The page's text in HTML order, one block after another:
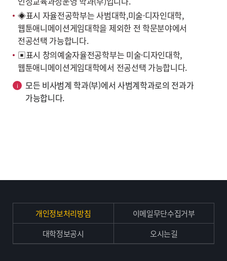
◈표시 자율전공학부는 사범대학,미술·디자인대학,
웹툰애니메이션게임대학을 제외한 전 학문분야에서
전공선택 가능합니다.
▣표시 창의예술자율전공학부는 미술·디자인대학,
웹툰애니메이션게임대학에서 전공선택 가능합니다.
모든 비사범계 학과(부)에서 사범계학과로의 전과가
가능합니다.
개인정보처리방침
이메일무단수집거부
대학정보공시
오시는길